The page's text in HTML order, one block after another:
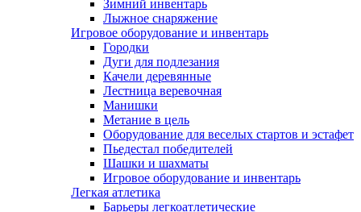
Зимний инвентарь
Лыжное снаряжение
Игровое оборудование и инвентарь
Городки
Дуги для подлезания
Качели деревянные
Лестница веревочная
Манишки
Метание в цель
Оборудование для веселых стартов и эстафет
Пьедестал победителей
Шашки и шахматы
Игровое оборудование и инвентарь
Легкая атлетика
Барьеры легкоатлетические